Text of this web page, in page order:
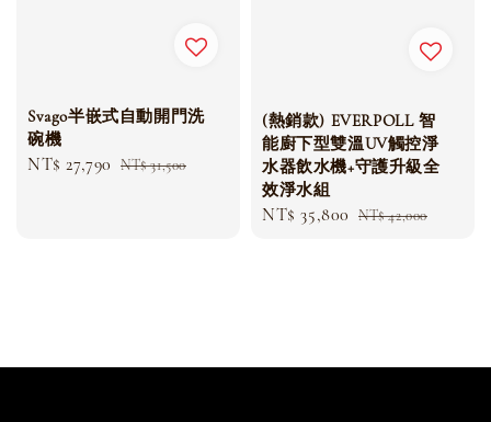
Svago半嵌式自動開門洗
碗機
Sale
NT$ 27,790 Regular
NT$ 31,500
(熱銷款) EVERPOLL 智
能廚下型雙溫UV觸控淨
水器飲水機+守護升級全
效淨水組
Sale
NT$ 35,800 Regular
NT$ 42,000